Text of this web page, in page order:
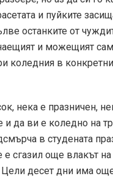
и пуйките
останките от
и можещият
коледния в
нека е празничен,
и да ви е коледно на
в студената
е сгазил още влакът
Цели десет дни има